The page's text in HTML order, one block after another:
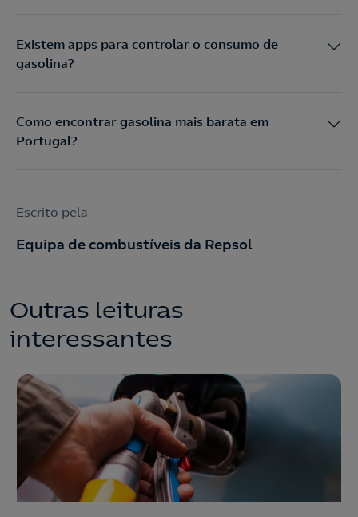
Existem apps para controlar o consumo de
gasolina?
Como encontrar gasolina mais barata em
Portugal?
Escrito pela
Equipa de combustíveis da Repsol
Outras leituras
interessantes